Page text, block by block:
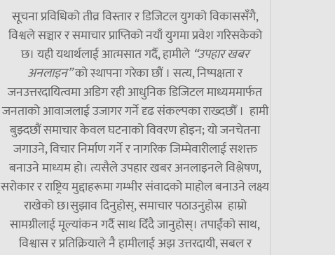
सूचना प्रविधिको तीव्र विस्तार र डिजिटल युगको विकाससँगै,
विश्वले सञ्चार र समाचार प्राप्तिको नयाँ युगमा प्रवेश गरिसकेको
छ। यही यथार्थलाई आत्मसात गर्दै, हामीले “उपहार खबर
अनलाइन”को स्थापना गरेका छौं । सत्य, निष्पक्षता र
जनउत्तरदायित्वमा अडिग रही आधुनिक डिजिटल माध्यममार्फत
जनताको आवाजलाई उजागर गर्ने दृढ संकल्पका राख्दछौँ । हामी
बुझ्दछौं समाचार केवल घटनाको विवरण होइन; यो जनचेतना
जगाउने, विचार निर्माण गर्ने र नागरिक जिम्मेवारीलाई सशक्त
बनाउने माध्यम हो। त्यसैले उपहार खबर अनलाइनले विश्लेषण,
सरोकार र राष्ट्रिय मुद्दाहरूमा गम्भीर संवादको माहोल बनाउने लक्ष्य
राखेको छ।सुझाव दिनुहोस्, समाचार पठाउनुहोस्र हाम्रो
सामग्रीलाई मूल्यांकन गर्दै साथ दिँदै जानुहोस्। तपाईंको साथ,
विश्वास र प्रतिक्रियाले नै हामीलाई अझ उत्तरदायी, सबल र